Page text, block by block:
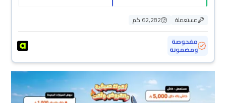
مستعملة
62,282 كم
مفحوصة
ومضمونة